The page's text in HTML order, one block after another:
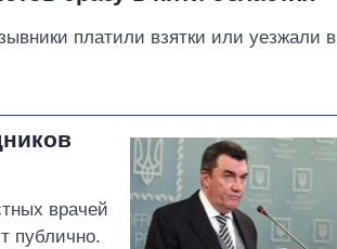
платили взятки или уезжали в
врачей
публично.